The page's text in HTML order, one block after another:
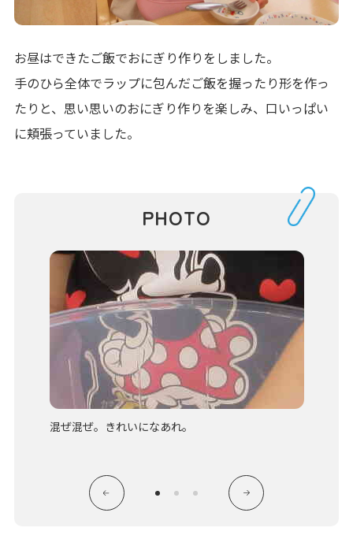
お昼はできたご飯でおにぎり作りをしました。
手のひら全体でラップに包んだご飯を握ったり形を作っ
たりと、思い思いのおにぎり作りを楽しみ、口いっぱい
に頬張っていました。
PHOTO
混ぜ混ぜ。きれいになあれ。